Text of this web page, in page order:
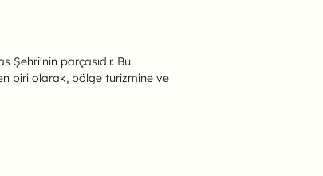
Şehri'nin parçasıdır. Bu
biri olarak, bölge turizmine ve